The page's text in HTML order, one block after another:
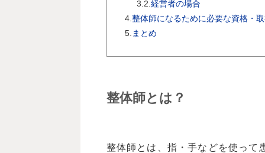
3.2. 経営者の場合
4. 整体師になるために必要な資格・
5. まとめ
整体師とは？
整体師とは、指・手などを使って